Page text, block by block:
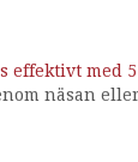
effektivt med
näsan